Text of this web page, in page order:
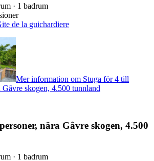
· 1 badrum
de la guichardiere
Mer information om Stuga för 4 till
Gâvre skogen, 4.500 tunnland
nära Gâvre skogen, 4.500
· 1 badrum